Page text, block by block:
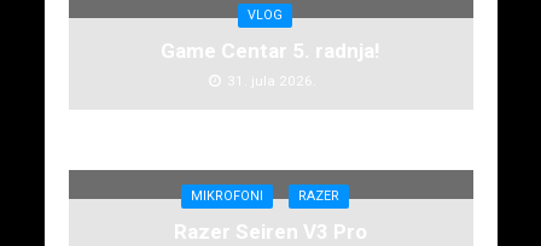
VLOG
Game Centar 5. radnja!
31. jula 2026.
MIKROFONI RAZER
Razer Seiren V3 Pro